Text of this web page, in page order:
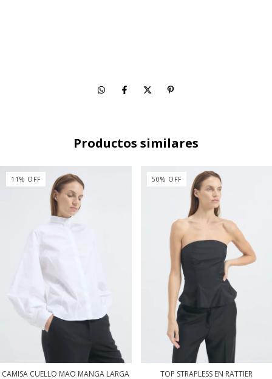
Productos similares
11 % OFF
CAMISA CUELLO MAO MANGA LARGA
50% OFF
TOP STRAPLESS EN RATTIER